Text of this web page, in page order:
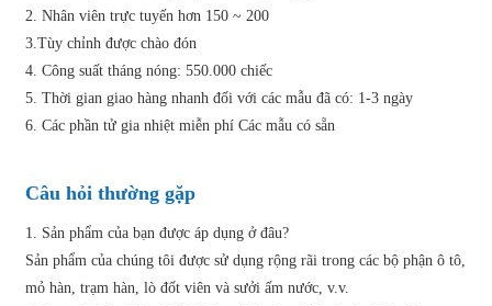
2. Nhân viên trực tuyến hơn 150 ~ 200
3.Tùy chỉnh được chào đón
4. Công suất tháng nóng: 550.000 chiếc
5. Thời gian giao hàng nhanh đối với các mẫu đã có: 1-3 ngày
6. Các phần tử gia nhiệt miễn phí Các mẫu có sẵn
Câu hỏi thường gặp
1. Sản phẩm của bạn được áp dụng ở đâu?
Sản phẩm của chúng tôi được sử dụng rộng rãi trong các bộ phận ô tô,
mỏ hàn, trạm hàn, lò đốt viên và sưởi ấm nước, v.v.